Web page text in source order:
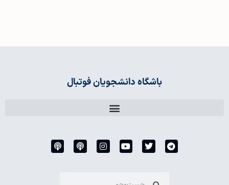
باشگاه دانشجویان فوتبال